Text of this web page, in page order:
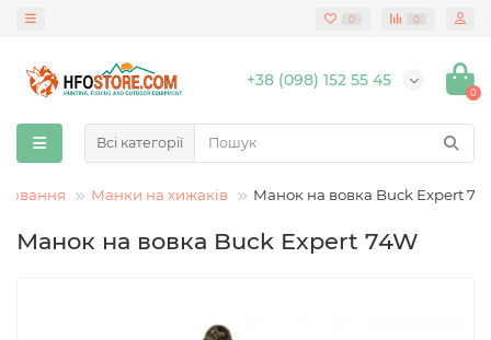
0 0
+38 (098) 152 55 45
0
Всі категорії
Манки на хижаків Манок на вовка Buck Expert
Манок на вовка Buck Expert 74W